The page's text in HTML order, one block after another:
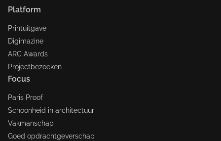
Platform
Printuitgave
Digimazine
ARC Awards
Projectbezoeken
Focus
Paris Proof
Schoonheid in architectuur
Vakmanschap
Goed opdrachtgeverschap